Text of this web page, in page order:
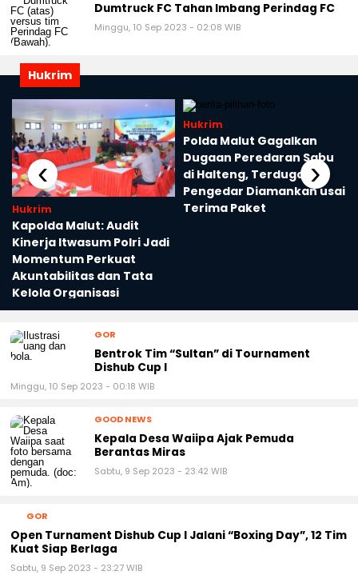
Dumtruck FC Tahan Imbang Perindag FC
Minggu, 10 Sep 2023 - 02:08 WIB
Hukrim
Hukrim
Kapolda Malut: Audit
Kinerja Itwasum Polri Jadi
Momentum Perkuat
Akuntabilitas dan Tata
Kelola Organisasi
Hukrim
Polda Malut Gagalkan
Dugaan Peredaran Sabu
di Halteng, Terduga
Pengedar Diamankan usai
Terima Paket
‹ ›
GOR
Bentrok Tim “Sultan” di Tournament
Dishub Cup I
Minggu, 10 Sep 2023 - 00:18 WIB
GOOD NEWS
Kepala Desa Waiipa Ajak Pemuda
Berantas Miras
Sabtu, 9 Sep 2023 - 23:42 WIB
GOR
Open Turnament Dishub Cup I Jalani “Boxing Day”, 12 Tim
Kuat Siap Berlaga
Sabtu, 9 Sep 2023 - 23:27 WIB